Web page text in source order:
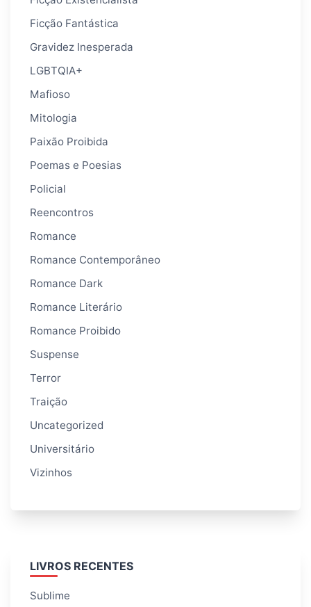
Ficção Fantástica
Gravidez Inesperada
LGBTQIA+
Mafioso
Mitologia
Paixão Proibida
Poemas e Poesias
Policial
Reencontros
Romance
Romance Contemporâneo
Romance Dark
Romance Literário
Romance Proibido
Suspense
Terror
Traição
Uncategorized
Universitário
Vizinhos
LIVROS RECENTES
Sublime